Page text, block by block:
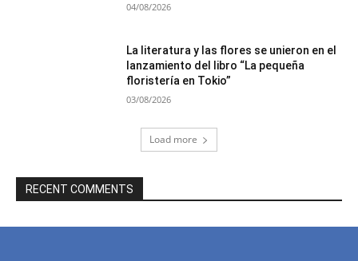
04/08/2026
La literatura y las flores se unieron en el
lanzamiento del libro “La pequeña
floristería en Tokio”
03/08/2026
Load more
RECENT COMMENTS